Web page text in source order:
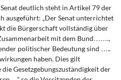
Daseinsvorsorge
deutlich steht in Artikel 79 der
ausgeführt: „Der Senat unterrichtet
die Bürgerschaft vollständig über
mit dem Bund…….,
politischer Bedeutung sind …..
haben. Dies gilt
Gesetzgebungszuständigkeit der